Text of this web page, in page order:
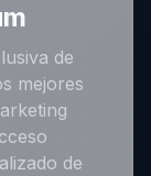
de
mejores
de